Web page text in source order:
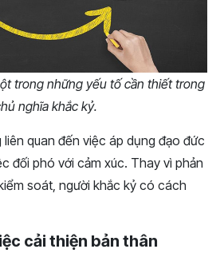
trong những yếu tố cần thiết trong
nghĩa khắc kỷ.
quan đến việc áp dụng đạo đức
đối phó với cảm xúc. Thay vì phản
soát, người khắc kỷ có cách
cải thiện bản thân